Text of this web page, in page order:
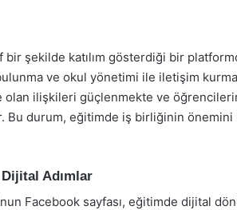
bir şekilde katılım gösterdiği bir
ve okul yönetimi ile iletişim kurma
ilişkileri güçlenmekte ve
Bu durum, eğitimde iş birliğinin
Adımlar
Facebook sayfası, eğitimde dijital